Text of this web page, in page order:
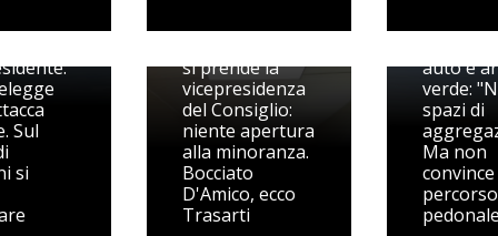
il fuoco
Sul
si
si prende la
vicepresidenza
del Consiglio:
niente apertura
alla minoranza.
Bocciato
D'Amico, ecco
Trasarti
auto e
verde:
spazi di
Ma non
percorso